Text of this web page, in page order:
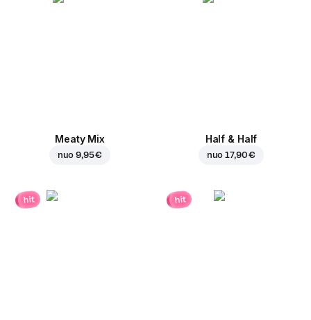
Meaty Mix
nuo9,95 €
Half & Half
nuo17,90 €
hit hit